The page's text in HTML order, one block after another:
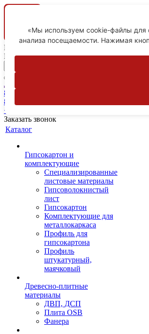
Ваш город
Пятигорск
Личный кабинет
8-800-775-59-89
8-800-775-59-89
+7 918 754-83-77
Заказать звонок
Каталог
Гипсокартон и
комплектующие
Специализированные
листовые материалы
Гипсоволокнистый
лист
Гипсокартон
Комплектующие для
металлокаркаса
Профиль для
гипсокартона
Профиль
штукатурный,
маячковый
Древесно-плитные
материалы
ДВП, ДСП
Плита OSB
Фанера
«Мы используем cookie-файлы для
анализа посещаемости. Нажимая